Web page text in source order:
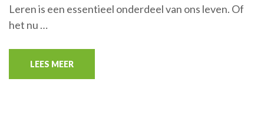
Leren is een essentieel onderdeel van ons leven. Of
het nu …
LEES MEER